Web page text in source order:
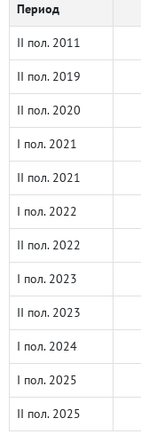
Период
II пол. 2011
II пол. 2019
II пол. 2020
I пол. 2021
II пол. 2021
I пол. 2022
II пол. 2022
I пол. 2023
II пол. 2023
I пол. 2024
I пол. 2025
II пол. 2025